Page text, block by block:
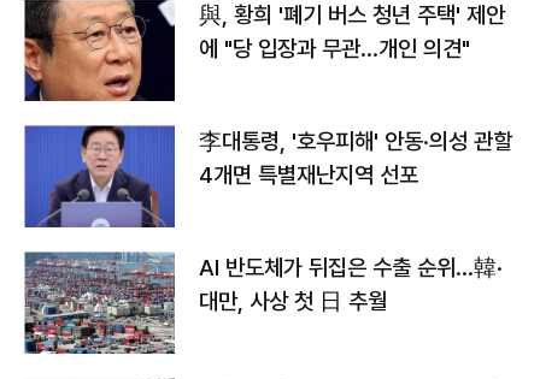
與, 황희 '폐기 버스 청년 주택' 제안
에 "당 입장과 무관…개인 의견"
李대통령, '호우피해' 안동·의성 관할
4개면 특별재난지역 선포
AI 반도체가 뒤집은 수출 순위…韓·
대만, 사상 첫 日 추월